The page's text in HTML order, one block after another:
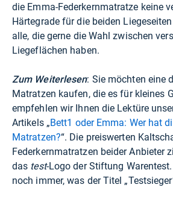
die Emma-Federkernmatratze keine
Härtegrade für die beiden
alle, die gerne die Wahl zwischen
Liegeflächen haben.
Zum Weiterlesen: Sie möchten eine
Matratzen kaufen, die es für kleines
empfehlen wir Ihnen die Lektüre
Artikels „Bett1 oder Emma: Wer hat
Matratzen?“. Die preiswerten
Federkernmatratzen beider Anbieter
das test-Logo der Stiftung
noch immer, was der Titel